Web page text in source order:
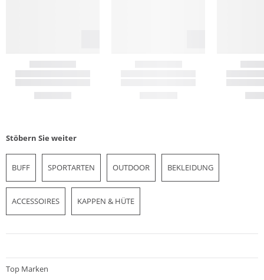
Stöbern Sie weiter
BUFF SPORTARTEN OUTDOOR BEKLEIDUNG
ACCESSOIRES KAPPEN & HÜTE
Top Marken